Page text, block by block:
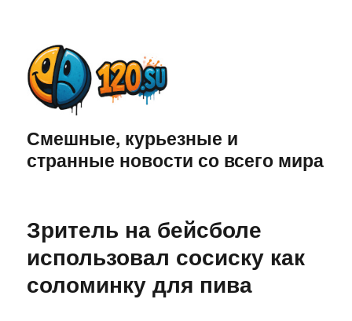
Смешные, курьезные и
странные новости со всего мира
Зритель на бейсболе
использовал сосиску как
соломинку для пива